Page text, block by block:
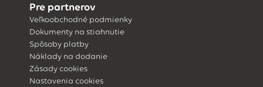
Pre partnerov
Veľkoobchodné podmienky
Dokumenty na stiahnutie
Spôsoby platby
Náklady na dodanie
Zásady cookies
Nastavenia cookies